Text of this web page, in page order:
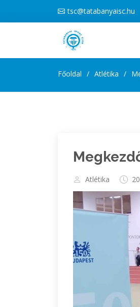
tsc@tatabanyaisc.hu
Főoldal Atlétika
Atlétika